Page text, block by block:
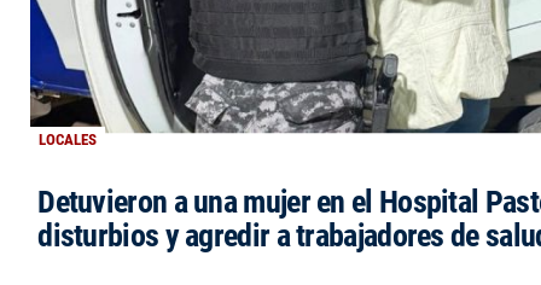
LOCALES
Detuvieron a una mujer en el Hospital
disturbios y agredir a trabajadores de